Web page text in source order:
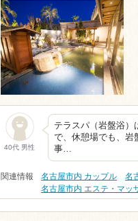
40代 男性
テラスパ（岩盤浴）
で、休憩場でも、岩
事…
関連情報 名古屋市内 カップル 名
名古屋市内 エステ・マッ